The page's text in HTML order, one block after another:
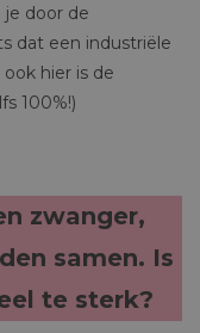
door de
dat een industriële
hier is de
100%!)
zwanger,
samen. Is
te sterk?